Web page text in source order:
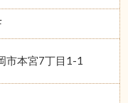
市本宮7丁目1-1